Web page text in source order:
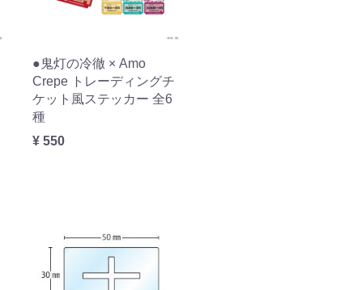
●鬼灯の冷徹 × Amo
Crepe トレーディングチ
ケット風ステッカー 全6
種
¥ 550